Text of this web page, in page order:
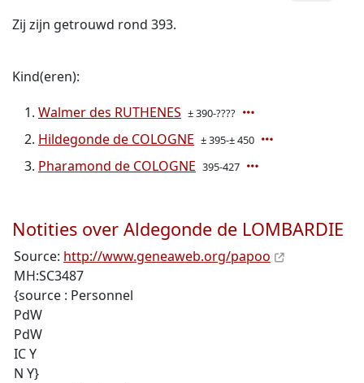
Zij zijn getrouwd rond 393.
Kind(eren):
Walmer des RUTHENES ± 390-????
Hildegonde de COLOGNE ± 395-± 450
Pharamond de COLOGNE 395-427
Notities over Aldegonde de LOMBARDIE
Source: http://www.geneaweb.org/papoo
MH:SC3487
{source : Personnel
PdW
PdW
IC Y
N Y}